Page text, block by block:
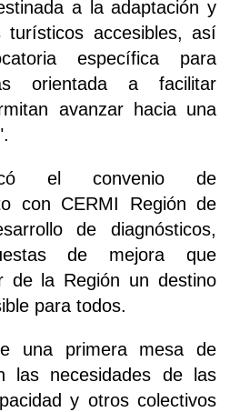
a la adaptación y
turísticos accesibles, así
específica para
orientada a facilitar
avanzar hacia una
el convenio de
con CERMI Región de
de diagnósticos,
de mejora que
de la Región un destino
para todos.
una primera mesa de
las necesidades de las
y otros colectivos